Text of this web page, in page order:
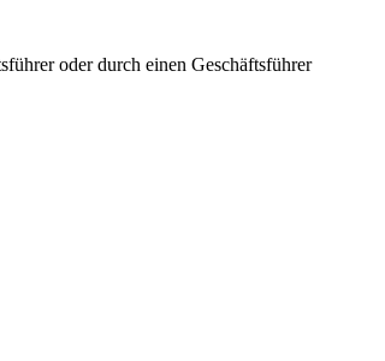
oder durch einen Geschäftsführer